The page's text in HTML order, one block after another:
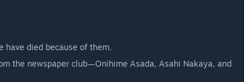
have died because of them.
the newspaper club—Onihime Asada, Asahi Nakaya, and